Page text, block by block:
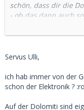
schön, dass dir die
- ob das dann auch
Konnte kurze
Papierkarten
Sicherlich kannst du
weitaus mehr Wege
Servus Ulli,
ich hab immer von der
schon der Elektronik ?
Auf der Dolomiti sind